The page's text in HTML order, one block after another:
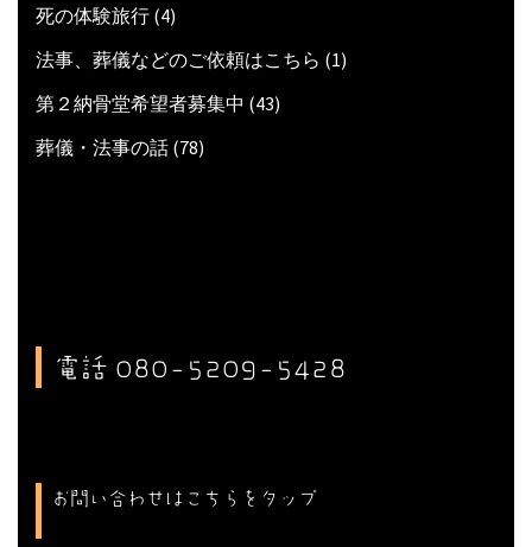
死の体験旅行 (4)
法事、葬儀などのご依頼はこちら (1)
第２納骨堂希望者募集中 (43)
葬儀・法事の話 (78)
電話 080-5209-5428
お問い合わせはこちらをタップ